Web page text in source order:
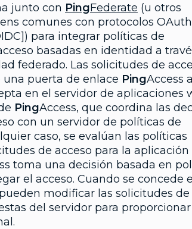
junto con PingFederate (u otros
comunes con protocolos
para integrar políticas de
basadas en identidad a
federado. Las solicitudes de
puerta de enlace PingAccess
en el servidor de aplicaciones
PingAccess, que coordina las
con un servidor de políticas de
caso, se evalúan las políticas
de acceso para la aplicación
toma una decisión basada en
el acceso. Cuando se concede
modificar las solicitudes de
del servidor para proporcionar